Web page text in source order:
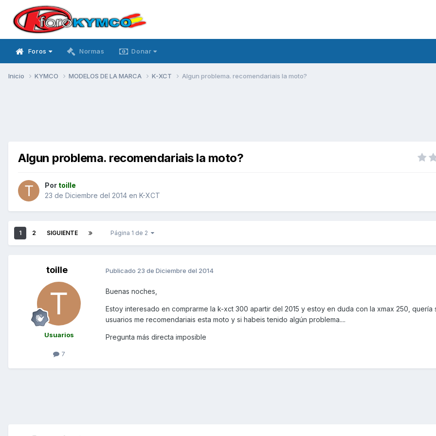
Foros Normas Donar
Inicio KYMCO MODELOS DE LA MARCA K-XCT Algun problema. recomendariais la moto?
Algun problema. recomendariais la moto?
Por toille
23 de Diciembre del 2014 en K-XCT
1 2 SIGUIENTE Página 1 de 2
toille
Usuarios
7
Publicado 23 de Diciembre del 2014
Buenas noches,
Estoy interesado en comprarme la k-xct 300 apartir del 2015 y estoy en duda con la xmax 250, quería
usuarios me recomendariais esta moto y si habeis tenido algún problema....
Pregunta más directa imposible